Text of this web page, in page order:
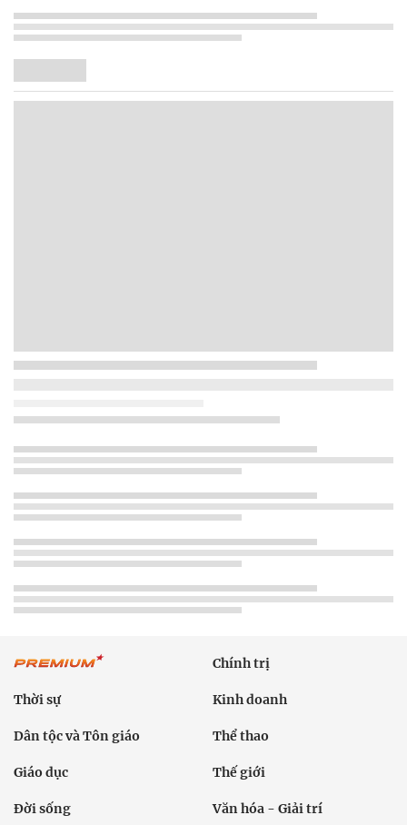
Chính trị
Thời sự Kinh doanh
Dân tộc và Tôn giáo Thể thao
Giáo dục Thế giới
Đời sống Văn hóa - Giải trí